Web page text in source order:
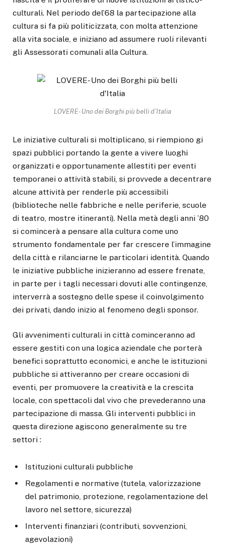
culturali. Nel periodo del’68 la partecipazione alla
cultura si fa più politicizzata, con molta attenzione
alla vita sociale, e iniziano ad assumere ruoli rilevanti
gli Assessorati comunali alla Cultura.
LOVERE- Uno dei Borghi più belli d’Italia
Le iniziative culturali si moltiplicano, si riempiono gi
spazi pubblici portando la gente a vivere luoghi
organizzati e opportunamente allestiti per eventi
temporanei o attività stabili, si provvede a decentrare
alcune attività per renderle più accessibili
(biblioteche nelle fabbriche e nelle periferie, scuole
di teatro, mostre itineranti). Nella metà degli anni ’80
si comincerà a pensare alla cultura come uno
strumento fondamentale per far crescere l’immagine
della città e rilanciarne le particolari identità. Quando
le iniziative pubbliche inizieranno ad essere frenate,
in parte per i tagli necessari dovuti alle contingenze,
interverrà a sostegno delle spese il coinvolgimento
dei privati, dando inizio al fenomeno degli sponsor.
Gli avvenimenti culturali in città cominceranno ad
essere gestiti con una logica aziendale che porterà
benefici soprattutto economici, e anche le istituzioni
pubbliche si attiveranno per creare occasioni di
eventi, per promuovere la creatività e la crescita
locale, con spettacoli dal vivo che prevederanno una
partecipazione di massa. Gli interventi pubblici in
questa direzione agiscono generalmente su tre
settori :
Istituzioni culturali pubbliche
Regolamenti e normative (tutela, valorizzazione
del patrimonio, protezione, regolamentazione del
lavoro nel settore, sicurezza)
Interventi finanziari (contributi, sovvenzioni,
agevolazioni)